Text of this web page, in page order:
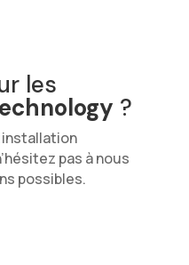
les
?
pas à nous
possibles.